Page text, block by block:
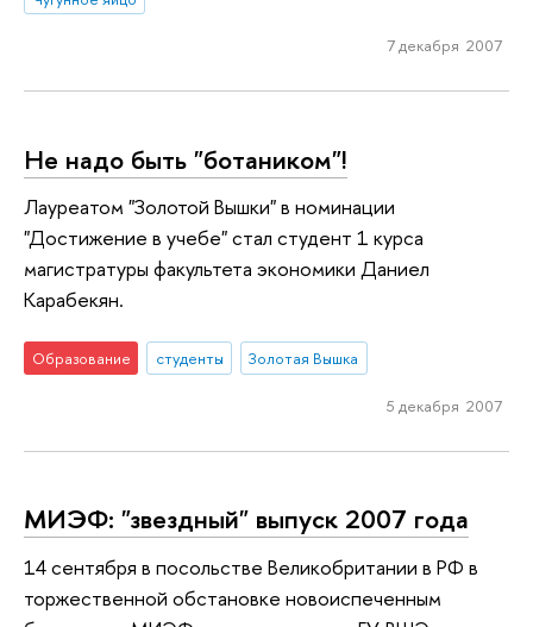
7 декабря 2007
Не надо быть "ботаником"!
Лауреатом "Золотой Вышки" в номинации
"Достижение в учебе" стал студент 1 курса
магистратуры факультета экономики Даниел
Карабекян.
Образование студенты Золотая Вышка
5 декабря 2007
МИЭФ: "звездный" выпуск 2007 года
14 сентября в посольстве Великобритании в РФ в
торжественной обстановке новоиспеченным